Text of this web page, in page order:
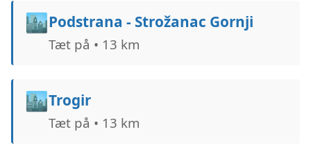
🏙️Podstrana - Strožanac Gornji
Tæt på • 13 km
🏙️Trogir
Tæt på • 13 km